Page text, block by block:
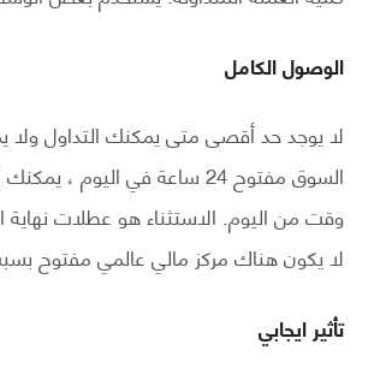
الوصول الكامل
لا يوجد حد أقصى متى يمكنك التداول
السوق مفتوح 24 ساعة في اليوم ،
وقت من اليوم. الاستثناء هو عطلات نهاية
لا يكون هناك مركز مالي عالمي مفتوح
تأثير ايجابي